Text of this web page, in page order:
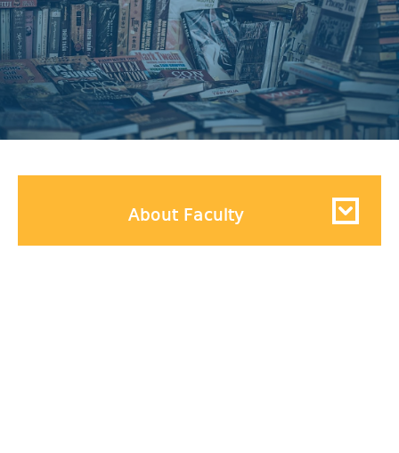
About Faculty